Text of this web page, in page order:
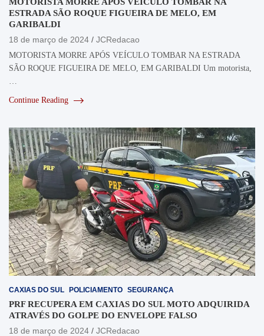
ESTRADA SÃO ROQUE FIGUEIRA DE MELO, EM
GARIBALDI
18 de março de 2024
JCRedacao
MOTORISTA MORRE APÓS VEÍCULO TOMBAR NA ESTRADA
SÃO ROQUE FIGUEIRA DE MELO, EM GARIBALDI Um motorista,
Continue Reading
CAXIAS DO SUL POLICIAMENTO SEGURANÇA
PRF RECUPERA EM CAXIAS DO SUL MOTO ADQUIRIDA
ATRAVÉS DO GOLPE DO ENVELOPE FALSO
18 de março de 2024
JCRedacao